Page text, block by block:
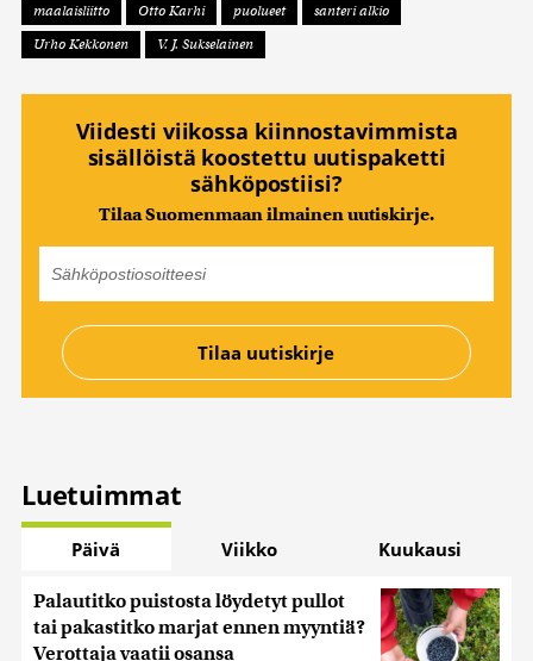
maalaisliitto
Otto Karhi puolueet
santeri alkio
Urho Kekkonen
V. J. Sukselainen
Viidesti viikossa kiinnostavimmista
sisällöistä koostettu uutispaketti
sähköpostiisi?
Tilaa Suomenmaan ilmainen uutiskirje.
Luetuimmat
Päivä Viikko Kuukausi
Palautitko puistosta löydetyt pullot
tai pakastitko marjat ennen myyntiä?
Verottaja vaatii osansa